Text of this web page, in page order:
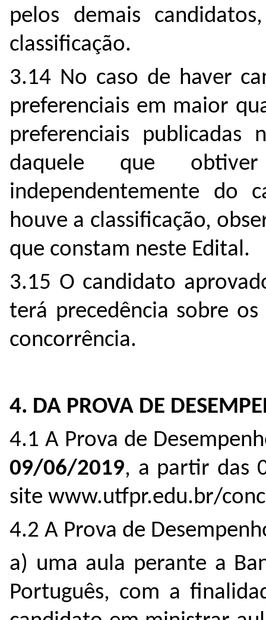
pelos demais
classificação.
3.14 No caso de haver
preferenciais em maior
preferenciais publicadas
daquele que
independentemente do
houve a classificação,
que constam neste Edital.
3.15 O candidato
terá precedência sobre
concorrência.
4. DA PROVA DE
4.1 A Prova de
09/06/2019, a partir das
site www.utfpr.edu.br/
4.2 A Prova de
a) uma aula perante a
Português, com a